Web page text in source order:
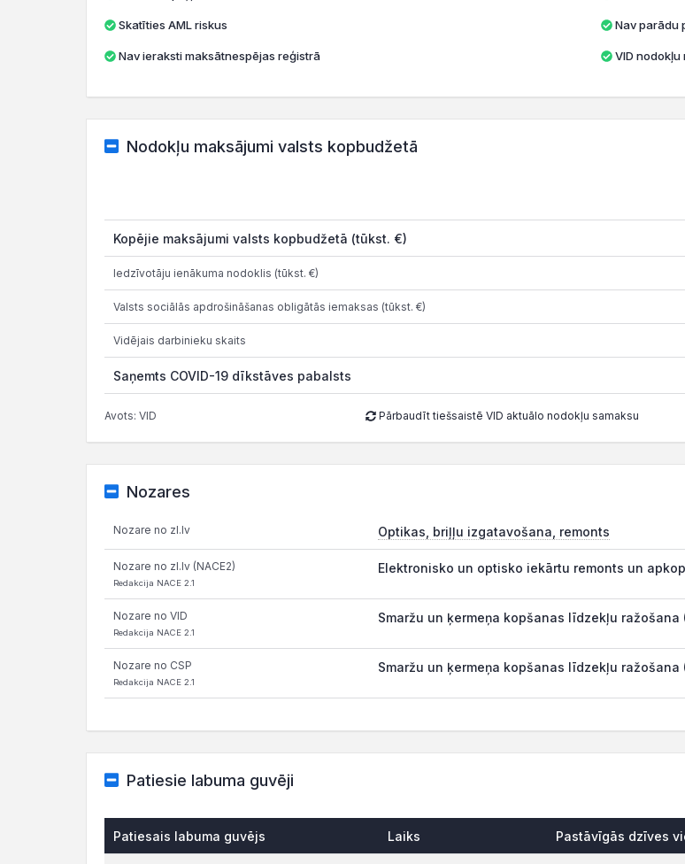
Skatīties AML riskus
Nav ieraksti maksātnespējas reģistrā
Nav parādu
VID
Nodokļu maksājumi valsts kopbudžetā
Kopējie maksājumi valsts kopbudžetā (tūkst. €)
Iedzīvotāju ienākuma nodoklis (tūkst. €)
Valsts sociālās apdrošināšanas obligātās iemaksas (tūkst. €)
Vidējais darbinieku skaits
Saņemts COVID-19 dīkstāves pabalsts
Avots: VID Pārbaudīt tiešsaistē VID aktuālo nodokļu samaksu
Nozares
Nozare no zl.lv Optikas, briļļu izgatavošana, remonts
Nozare no zl.lv (NACE2)
Redakcija NACE 2.1
Elektronisko un optisko iekārtu remonts un
Nozare no VID
Redakcija NACE 2.1
Smaržu un ķermeņa kopšanas līdzekļu ražošana
Nozare no CSP
Redakcija NACE 2.1
Smaržu un ķermeņa kopšanas līdzekļu ražošana
Patiesie labuma guvēji
Patiesais labuma guvējs Laiks Pastāvīgās dzīves